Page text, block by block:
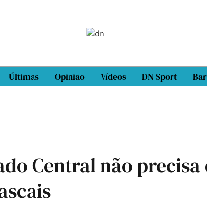
Últimas Opinião Vídeos DN Sport
Central não